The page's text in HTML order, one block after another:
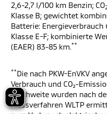
2,6-2,7 l/100 km Benzin; CO
Klasse B; gewichtet
Batterie: Energieverbrauch
Klasse E-F; kombinierte
(EAER) 83-85 km.**
**Die nach PKW-EnVKV
Verbrauch und CO₂-
Reichweite wurden nach
Messverfahren WLTP